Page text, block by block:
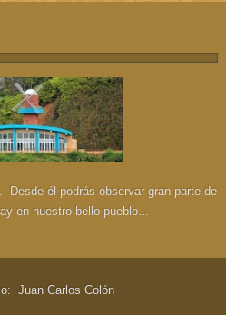
Desde él podrás observar gran parte de
en nuestro bello pueblo...
Juan Carlos Colón